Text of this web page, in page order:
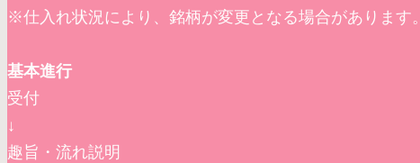
※仕入れ状況により、銘柄が変更となる場合があります。
基本進行
受付
↓
趣旨・流れ説明